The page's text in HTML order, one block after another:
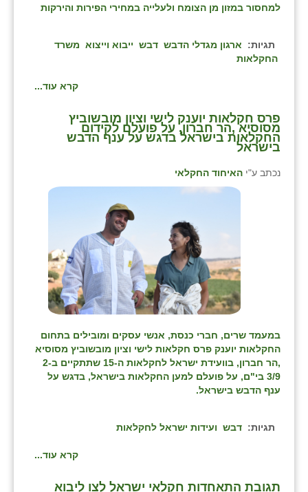
למחסור במזון מן הצומח ולעלייה במחירי הפירות והירקות
תגיות: ארגון מגדלי הדבש דבש ייבוא וייצוא משרד
החקלאות
קרא עוד...
פרס חקלאות יוענק לישי וציון מובשוביץ
מסוסיא ,הר חברון, על פועלם לקידום
החקלאות בישראל בדגש על ענף הדבש
בישראל
נכתב ע"י האיחוד החקלאי
במעמד שרים, חברי כנסת, אנשי עסקים ומובילים בתחום
החקלאות יוענק פרס חקלאות לישי וציון מובשוביץ מסוסיא
,הר חברון, בוועידת ישראל לחקלאות ה-15 שתתקיים ב2-
3/9 בי"ם, על פועלם למען החקלאות בישראל, בדגש על
ענף הדבש בישראל.
תגיות: דבש ועידות ישראל לחקלאות
קרא עוד...
⁨תגובת התאחדות חקלאי ישראל לצו ליבוא